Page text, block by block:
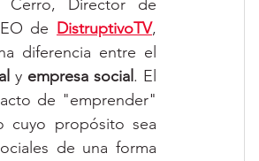
de DistruptivoTV,
y empresa social . El
de "emprender"
cuyo propósito sea
de una forma